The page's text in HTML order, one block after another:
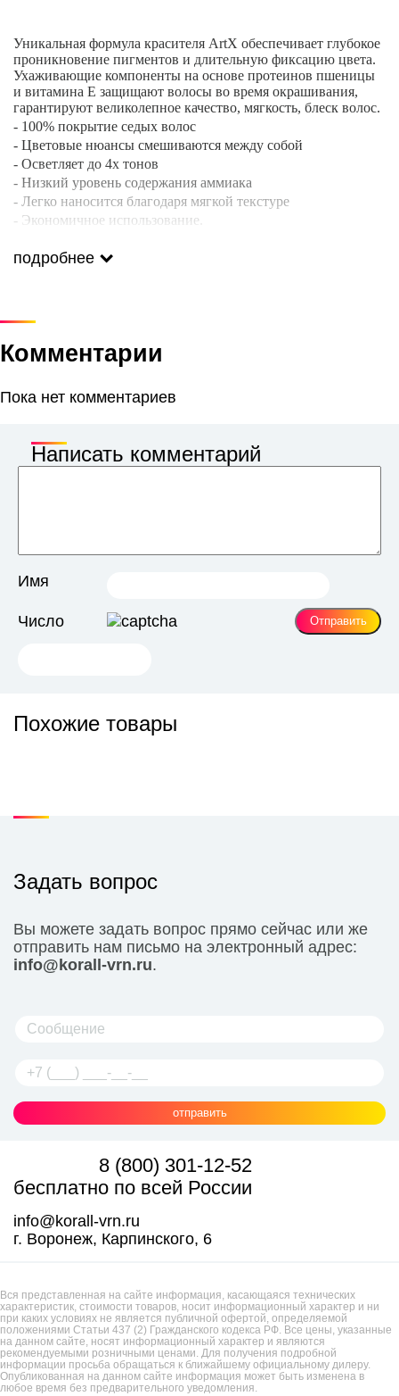
Уникальная формула красителя ArtX обеспечивает глубокое
проникновение пигментов и длительную фиксацию цвета.
Ухаживающие компоненты на основе протеинов пшеницы
и витамина Е защищают волосы во время окрашивания,
гарантируют великолепное качество, мягкость, блеск волос.
- 100% покрытие седых волос
- Цветовые нюансы смешиваются между собой
- Осветляет до 4х тонов
- Низкий уровень содержания аммиака
- Легко наносится благодаря мягкой текстуре
- Экономичное использование.
оксиданта)
подробнее
Комментарии
Пока нет комментариев
Написать комментарий
Имя
Число
Похожие товары
Задать вопрос
Вы можете задать вопрос прямо сейчас или же
отправить нам письмо на электронный адрес:
info@korall-vrn.ru.
отправить
8 (800) 301-12-52
бесплатно по всей России
info@korall-vrn.ru
г. Воронеж, Карпинского, 6
Вся представленная на сайте информация, касающаяся технических
характеристик, стоимости товаров, носит информационный характер и ни
при каких условиях не является публичной офертой, определяемой
положениями Статьи 437 (2) Гражданского кодекса РФ. Все цены, указанные
на данном сайте, носят информационный характер и являются
рекомендуемыми розничными ценами. Для получения подробной
информации просьба обращаться к ближайшему официальному дилеру.
Опубликованная на данном сайте информация может быть изменена в
любое время без предварительного уведомления.